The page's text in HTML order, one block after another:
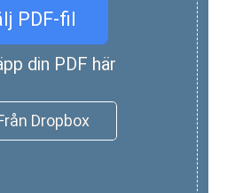
PDF-fil
din PDF här
Dropbox